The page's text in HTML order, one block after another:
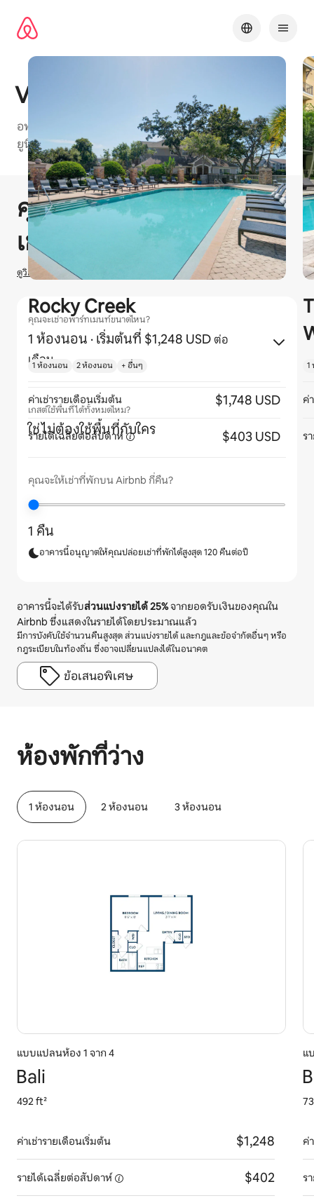
Vantage on Hillsborough
อพาร์ทเมนท์ที่เป็นมิตรกับ Airbnb ในTampa Bayพร้อม
ยูนิต "1 ห้องนอน 2 ห้องนอน และ3 ห้องนอน" ให้เลือก
แสดง 0 จาก 0 รายการ
1 / 30
คุณอาจได้รับ$0 ลองมาให้
เช่าที่พักใน Airbnb
ดูวิธีประเมินรายได้
คุณจะเช่าอพาร์ทเมนท์ขนาดไหน?
1 ห้องนอน · เริ่มต้นที่ $1,248 USD ต่อ
เดือน
เกสต์ใช้พื้นที่ได้ทั้งหมดไหม?
ใช่ ไม่ต้องใช้พื้นที่กับใคร
คุณจะให้เช่าที่พักบน Airbnb กี่คืน?
1 คืน
อาคารนี้อนุญาตให้คุณปล่อยเช่าที่พักได้สูงสุด 120 คืนต่อปี
อาคารนี้จะได้รับส่วนแบ่งรายได้25%จากยอดรับเงินของคุณใน
Airbnb ซึ่งแสดงในรายได้โดยประมาณแล้ว
มีการบังคับใช้จำนวนคืนสูงสุด ส่วนแบ่งรายได้ และกฎและข้อจำกัดอื่นๆ หรือ
กฎระเบียบในท้องถิ่น ซึ่งอาจเปลี่ยนแปลงได้ในอนาคต
ข้อเสนอพิเศษ
ห้องพักที่ว่าง
1 ห้องนอน 2 ห้องนอน 3 ห้องนอน
แบบแปลนห้อง 1 จาก 4
Bali
492 ft²
ค่าเช่ารายเดือนเริ่มต้น $1,248
รายได้เฉลี่ยต่อสัปดาห์ $402
แ
ค่
ร
Rocky Creek
1 ห้องนอน 2 ห้องนอน + อื่นๆ
ค่าเช่ารายเดือนเริ่มต้น $1,748 USD
รายได้เฉลี่ยต่อสัปดาห์ $403 USD
1
ค่
ร